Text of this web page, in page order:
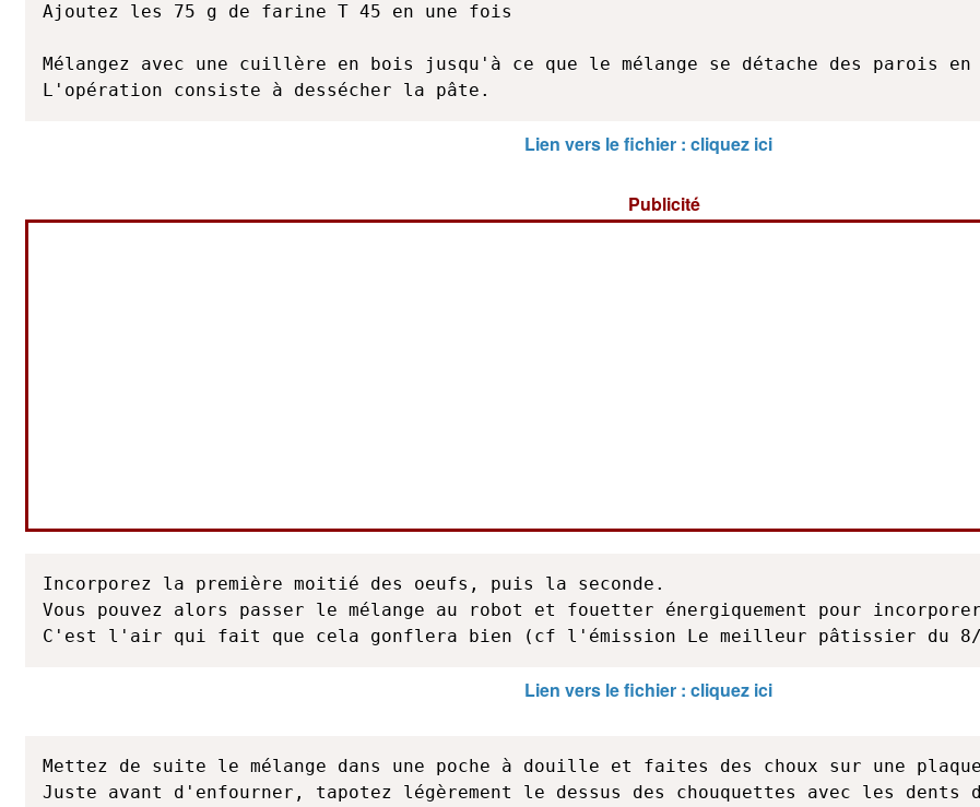
Ajoutez les 75 g de farine T 45 en une fois
Mélangez avec une cuillère en bois jusqu'à ce que le mélange se détache des parois en
L'opération consiste à dessécher la pâte.
Lien vers le fichier : cliquez ici
Publicité
Incorporez la première moitié des oeufs, puis la seconde.
Vous pouvez alors passer le mélange au robot et fouetter énergiquement pour
C'est l'air qui fait que cela gonflera bien (cf l'émission Le meilleur pâtissier du 8/
Lien vers le fichier : cliquez ici
Mettez de suite le mélange dans une poche à douille et faites des choux sur une
Juste avant d'enfourner, tapotez légèrement le dessus des chouquettes avec les dents